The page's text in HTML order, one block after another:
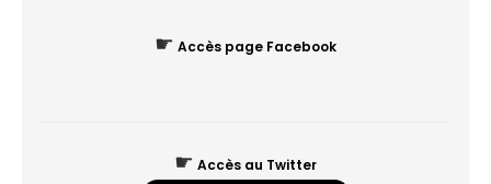
☛ Accès page Facebook
☛ Accès au Twitter